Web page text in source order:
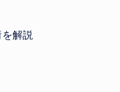
解説